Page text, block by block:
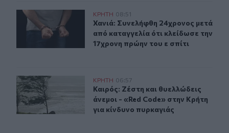
Χανιά: Συνελήφθη 24χρονος μετά από καταγγελία ότι
ΚΡΗΤΗ 08:51
Χανιά: Συνελήφθη 24χρονος μετά
Χανιά: Συνελήφθη 24χρονος μετά
από καταγγελία ότι κλείδωσε την
17χρονη πρώην του ε σπίτι
Καιρός: Ζέστη και θυελλώδεις άνεμοι - «Red Code»
ΚΡΗΤΗ 06:57
Καιρός: Ζέστη και θυελλώδεις
Καιρός: Ζέστη και θυελλώδεις
άνεμοι - «Red Code» στην Κρήτη
για κίνδυνο πυρκαγιάς